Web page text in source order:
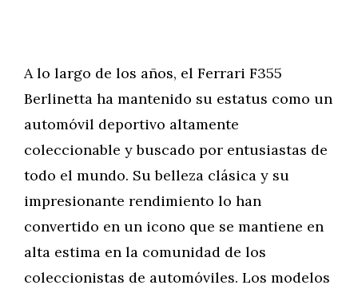
A lo largo de los años, el Ferrari F355
Berlinetta ha mantenido su estatus como un
automóvil deportivo altamente
coleccionable y buscado por entusiastas de
todo el mundo. Su belleza clásica y su
impresionante rendimiento lo han
convertido en un icono que se mantiene en
alta estima en la comunidad de los
coleccionistas de automóviles. Los modelos